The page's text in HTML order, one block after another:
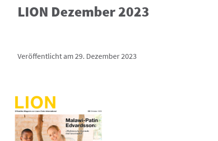
LION Dezember 2023
Veröffentlicht am 29. Dezember 2023